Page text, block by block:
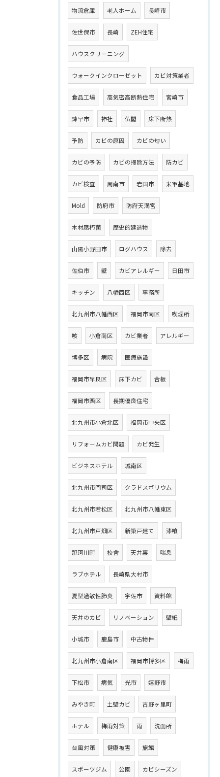
物流倉庫 老人ホーム 長崎市
佐世保市 長崎 ZEH住宅
ハウスクリーニング
ウォークインクローゼット カビ対策業者
食品工場 高気密高断熱住宅 宮崎市
諫早市 神社 仏閣 床下断熱
予防 カビの原因 カビの匂い
カビの予防 カビの掃除方法 防カビ
カビ検査 周南市 岩国市 米軍基地
Mold 防府市 防府天満宮
木材腐朽菌 歴史的建造物
山陽小野田市 ログハウス 除去
佐伯市 壁 カビアレルギー 日田市
キッチン 八幡西区 事務所
北九州市八幡西区 福岡市南区 喫煙所
咳 小倉南区 カビ業者 アレルギー
博多区 病院 医療施設
福岡市早良区 床下カビ 合板
福岡市西区 長期優良住宅
北九州市小倉北区 福岡市中央区
リフォームカビ問題 カビ発生
ビジネスホテル 城南区
北九州市門司区 クラドスポリウム
北九州市若松区 北九州市八幡東区
北九州市戸畑区 新築戸建て 漆喰
那珂川町 校舎 天井裏 喘息
ラブホテル 長崎県大村市
夏型過敏性肺炎 宇佐市 資料館
天井のカビ リノベーション 壁紙
小城市 鹿島市 中古物件
北九州市小倉南区 福岡市博多区 梅雨
下松市 病気 光市 嬉野市
みやき町 土壁カビ 吉野ヶ里町
ホテル 梅雨対策 雨 洗面所
台風対策 健康被害 旅館
スポーツジム 公園 カビシーズン